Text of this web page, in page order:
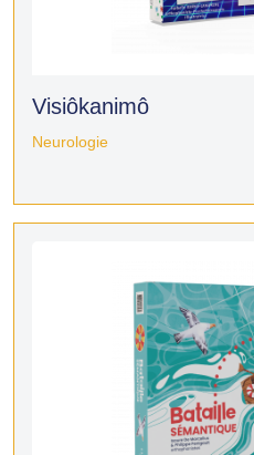
Visiôkanimô
Neurologie